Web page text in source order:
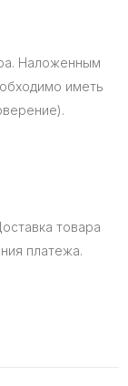
Наложенным
иметь
товара
платежа.